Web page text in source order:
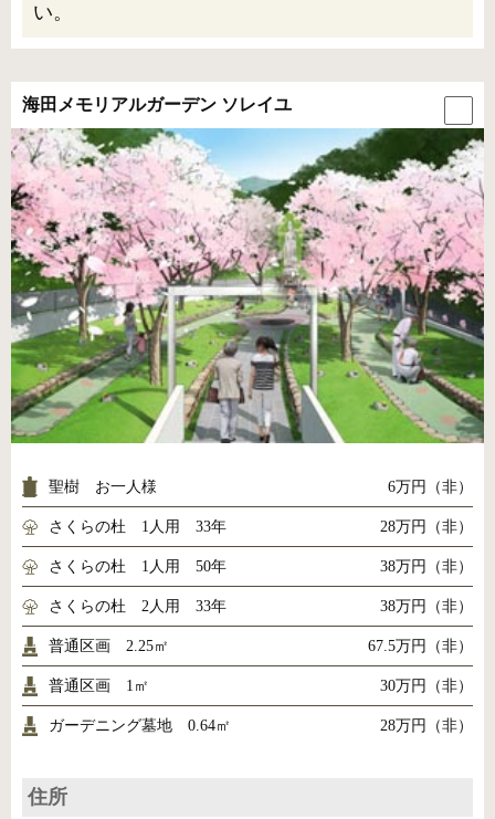
い。
海田メモリアルガーデン ソレイユ
聖樹 お一人様 6万円（非）
さくらの杜 1人用 33年 28万円（非）
さくらの杜 1人用 50年 38万円（非）
さくらの杜 2人用 33年 38万円（非）
普通区画 2.25㎡ 67.5万円（非）
普通区画 1㎡ 30万円（非）
ガーデニング墓地 0.64㎡ 28万円（非）
住所